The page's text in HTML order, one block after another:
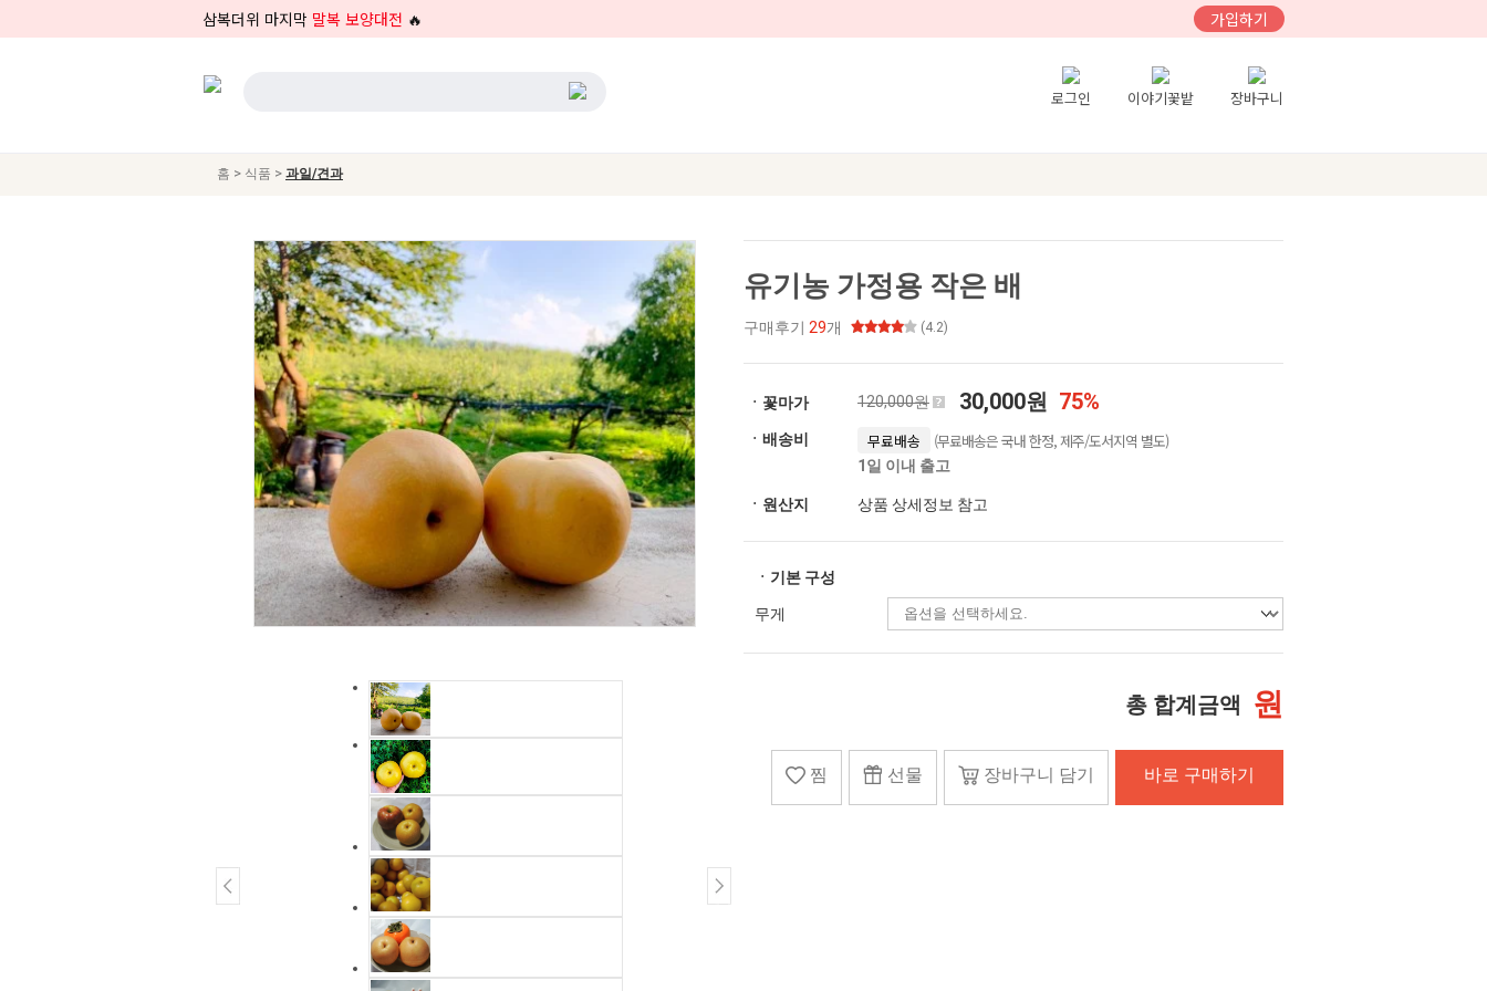
삼복더위 마지막 말복 보양대전 🔥 가입하기
로그인 이야기꽃밭 장바구니
홈 > 식품 > 과일/견과
유기농 가정용 작은 배
구매후기 29개 (4.2)
ㆍ꽃마가 120,000원 30,000원 75%
ㆍ배송비 무료배송 (무료배송은 국내 한정, 제주/도서지역 별도)
1일 이내 출고
ㆍ원산지 상품 상세정보 참고
ㆍ기본 구성
무게
총 합계금액 원
찜 선물 장바구니 담기 바로 구매하기